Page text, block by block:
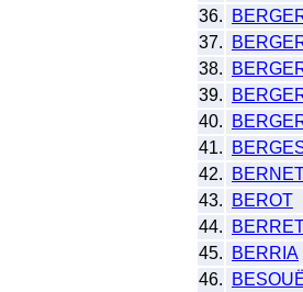
36.
37.
38.
39.
40.
41.
42.
43.
BEROT
44.
45.
BERRIA
46.